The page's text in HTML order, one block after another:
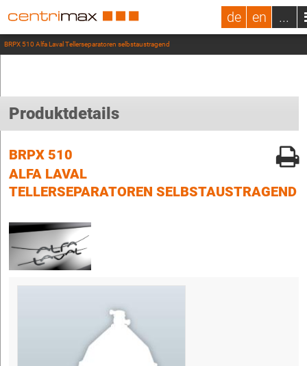
de en ...
BRPX 510 Alfa Laval Tellerseparatoren selbstaustragend
Produktdetails
BRPX 510
ALFA LAVAL
TELLERSEPARATOREN SELBSTAUSTRAGEND